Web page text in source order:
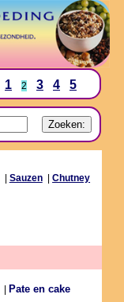
1 2 3 4 5
Sauzen|Chutney
Pate en cake